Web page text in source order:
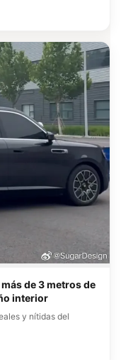
de 3 metros de
interior
y nítidas del